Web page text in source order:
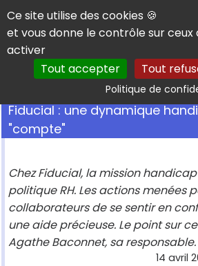
Panneau de gestion des cookies
Ce site utilise des cookies 🍪
et vous donne le contrôle sur ceux
activer
Tout accepter
Tout
Politique de
Fiducial : une dynamique
"compte"
Chez Fiducial, la mission
politique RH. Les actions menées
collaborateurs de se sentir en
une aide précieuse. Le point sur
Agathe Baconnet, sa responsable.
14 avril